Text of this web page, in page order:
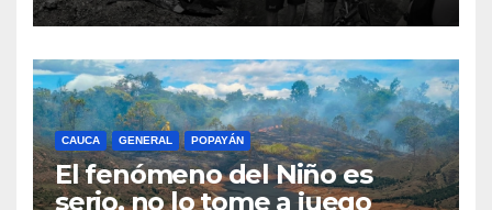
CAUCA GENERAL POPAYÁN
El fenómeno del Niño es
serio, no lo tome a juego